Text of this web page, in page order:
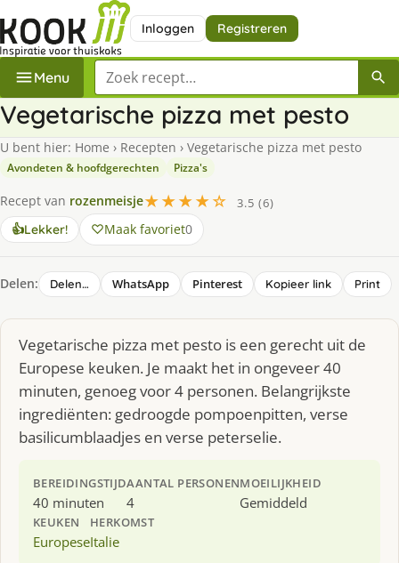
Inloggen Registreren
Menu Zoek een recept
Vegetarische pizza met pesto
U bent hier: Home › Recepten › Vegetarische pizza met pesto
Avondeten & hoofdgerechten Pizza's
Recept van rozenmeisje★★★★☆
3.5 (6)
👍Lekker! Maak favoriet0
Delen: Delen… WhatsApp Pinterest Kopieer link Print
Vegetarische pizza met pesto is een gerecht uit de
Europese keuken. Je maakt het in ongeveer 40
minuten, genoeg voor 4 personen. Belangrijkste
ingrediënten: gedroogde pompoenpitten, verse
basilicumblaadjes en verse peterselie.
BEREIDINGSTIJD
40 minuten
AANTAL PERSONEN
4
MOEILIJKHEID
Gemiddeld
KEUKEN
Europese
HERKOMST
Italie